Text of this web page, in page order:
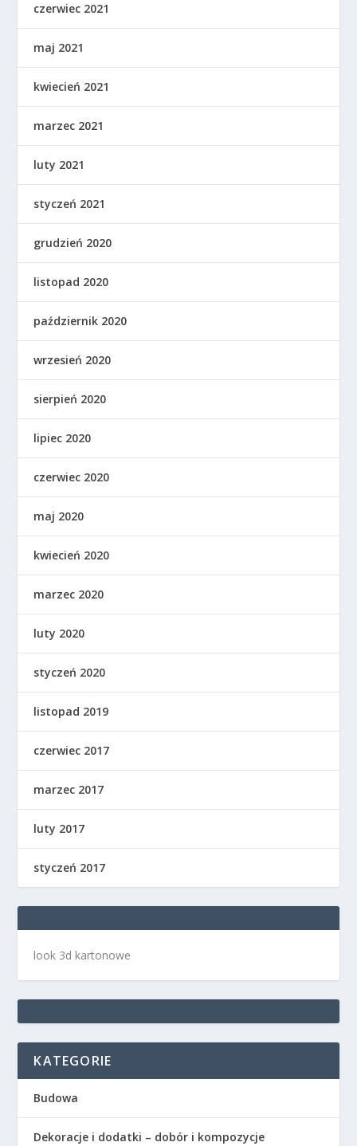
czerwiec 2021
maj 2021
kwiecień 2021
marzec 2021
luty 2021
styczeń 2021
grudzień 2020
listopad 2020
październik 2020
wrzesień 2020
sierpień 2020
lipiec 2020
czerwiec 2020
maj 2020
kwiecień 2020
marzec 2020
luty 2020
styczeń 2020
listopad 2019
czerwiec 2017
marzec 2017
luty 2017
styczeń 2017
look 3d kartonowe
KATEGORIE
Budowa
Dekoracje i dodatki – dobór i kompozycje